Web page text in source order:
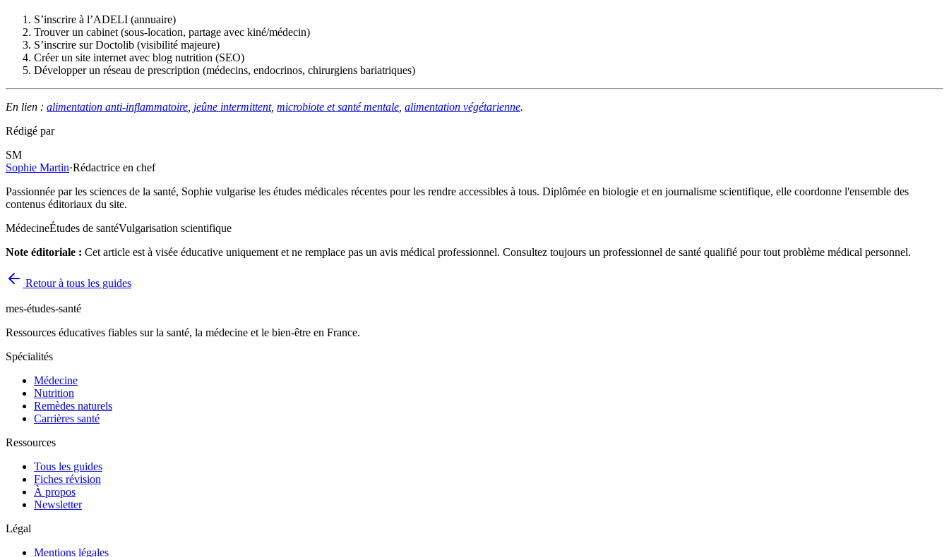
S’inscrire à l’ADELI (annuaire)
Trouver un cabinet (sous-location, partage avec kiné/médecin)
S’inscrire sur Doctolib (visibilité majeure)
Créer un site internet avec blog nutrition (SEO)
Développer un réseau de prescription (médecins, endocrinos, chirurgiens bariatriques)
En lien : alimentation anti-inflammatoire jeûne intermittent, microbiote et santé mentale alimentation végétarienne.
Rédigé par
SM
Sophie Martin·Rédactrice en chef
Passionnée par les sciences de la santé, Sophie vulgarise les études médicales récentes pour les rendre accessibles à tous. Diplômée en biologie et en journalisme scientifique, elle coordonne l'ensemble des
contenus éditoriaux du site.
MédecineÉtudes de santéVulgarisation scientifique
Note éditoriale : Cet article est à visée éducative uniquement et ne remplace pas un avis médical professionnel. Consultez toujours un professionnel de santé qualifié pour tout problème médical personnel.
Retour à tous les guides
mes-études-santé
Ressources éducatives fiables sur la santé, la médecine et le bien-être en France.
Spécialités
Médecine
Nutrition
Remèdes naturels
Carrières santé
Ressources
Tous les guides
Fiches révision
À propos
Newsletter
Légal
Mentions légales